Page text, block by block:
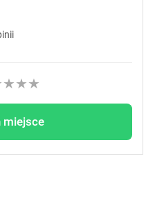
★
★
★
miejsce